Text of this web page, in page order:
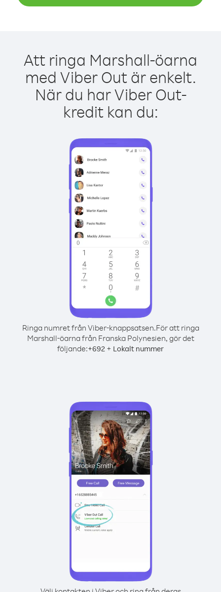
Att ringa Marshall-öarna
med Viber Out är enkelt.
När du har Viber Out-
kredit kan du:
Ringa numret från Viber-knappsatsen.För att ringa
Marshall-öarna från Franska Polynesien, gör det
följande:+692 + Lokalt nummer